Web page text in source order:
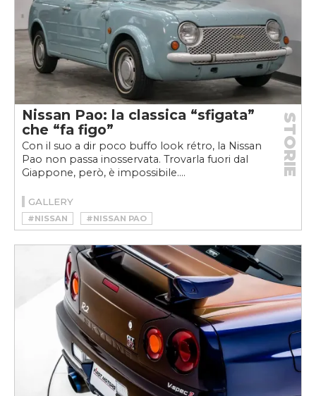
Nissan Pao: la classica “sfigata”
che “fa figo”
Con il suo a dir poco buffo look rétro, la Nissan
Pao non passa inosservata. Trovarla fuori dal
Giappone, però, è impossibile....
STORIE
GALLERY
#NISSAN #NISSAN PAO